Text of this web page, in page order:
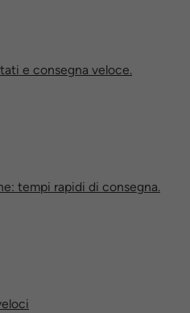
e consegna veloce.
tempi rapidi di consegna.